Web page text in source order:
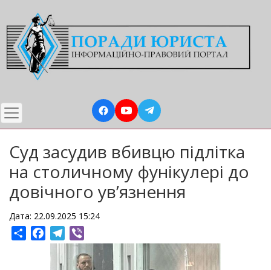
до
основного
вмісту
Суд засудив вбивцю підлітка
на столичному фунікулері до
довічного увʼязнення
Дата: 22.09.2025 15:24
ShareFacebookTelegram